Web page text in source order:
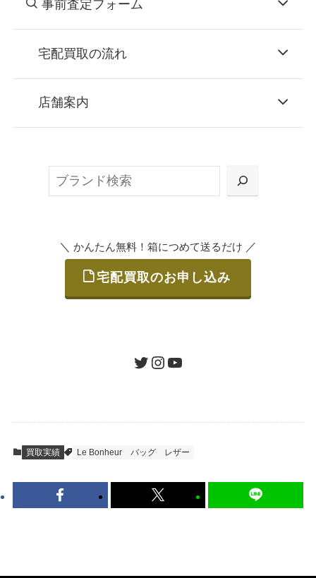
事前査定フォーム
宅配買取の流れ
お申込み
または梱包材不要の「集荷申込」からお選び
ご発送
査定結果のご承認 / 入金
到着即日に査定いたします。買取金額にご納
得いただければ、最短即日の入金が可能で
店舗案内
＼ かんたん無料！箱につめて送るだけ ／
宅配買取のお申し込み
ツイッターインスタグラムユーチューブ
買取実績 Le Bonheur バッグ レザー